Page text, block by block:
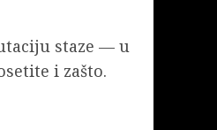
staze — u
i zašto.